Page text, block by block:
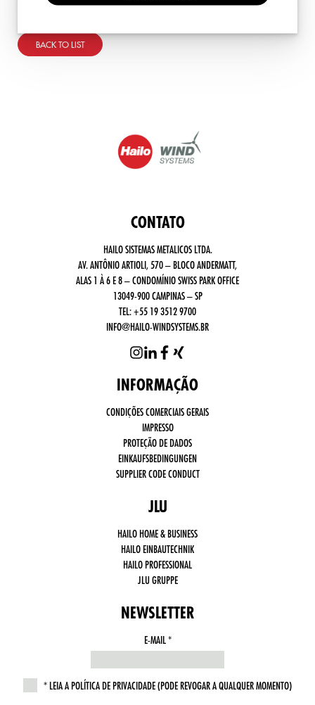
BACK TO LIST
CONTATO
HAILO SISTEMAS METALICOS LTDA.
AV. ANTÔNIO ARTIOLI, 570 – BLOCO ANDERMATT,
ALAS 1 À 6 E 8 – CONDOMÍNIO SWISS PARK OFFICE
13049-900 CAMPINAS – SP
TEL:+55 19 3512 9700
INFO@HAILO-WINDSYSTEMS.BR
INFORMAÇÃO
CONDIÇÕES COMERCIAIS GERAIS
IMPRESSO
PROTEÇÃO DE DADOS
EINKAUFSBEDINGUNGEN
SUPPLIER CODE CONDUCT
JLU
HAILO HOME & BUSINESS
HAILO EINBAUTECHNIK
HAILO PROFESSIONAL
JLU GRUPPE
NEWSLETTER
E-MAIL THIS
FIELD
IS
REQUIRED.
LEIA A POLÍTICA DE PRIVACIDADE (PODE REVOGAR A QUALQUER MOMENTO)